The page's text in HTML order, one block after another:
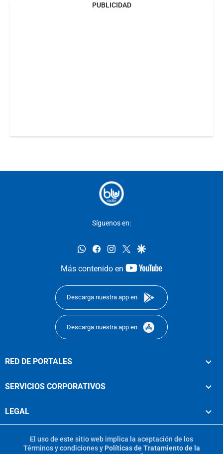
PUBLICIDAD
Síguenos en:
whatsappfacebookinstagram
twittergoogle
Más contenido en
youtube-
Descarga nuestra app en
Descarga nuestra app en
RED DE PORTALES
SERVICIOS CORPORATIVOS
LEGAL
El uso de este sitio web implica la aceptación de los
Términos y condicionesy Políticas de Tratamiento de la